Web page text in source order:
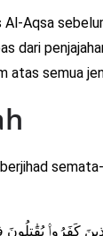
Aqsa
atas semua
كَفَرُوا۟